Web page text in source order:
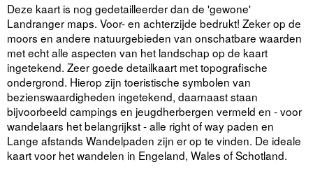
Deze kaart is nog gedetailleerder dan de 'gewone'
Landranger maps. Voor- en achterzijde bedrukt! Zeker op de
moors en andere natuurgebieden van onschatbare waarden
met echt alle aspecten van het landschap op de kaart
ingetekend. Zeer goede detailkaart met topografische
ondergrond. Hierop zijn toeristische symbolen van
bezienswaardigheden ingetekend, daarnaast staan
bijvoorbeeld campings en jeugdherbergen vermeld en - voor
wandelaars het belangrijkst - alle right of way paden en
Lange afstands Wandelpaden zijn er op te vinden. De ideale
kaart voor het wandelen in Engeland, Wales of Schotland.